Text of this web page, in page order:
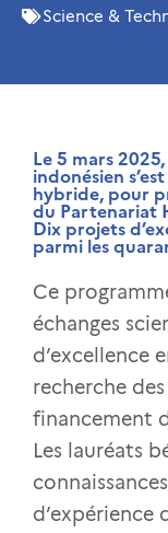
Science &
Le 5 mars
indonésien
hybride, pour
du Partenariat
Dix projets
parmi les
Ce
échanges
d’excellence
recherche
financement
Les lauréats
d’expérience